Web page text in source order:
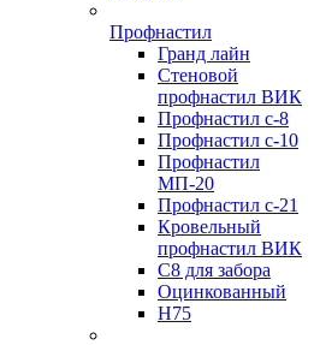
Профнастил
Гранд лайн
Стеновой
профнастил ВИК
Профнастил с-8
Профнастил с-10
Профнастил
МП-20
Профнастил с-21
Кровельный
профнастил ВИК
С8 для забора
Оцинкованный
Н75